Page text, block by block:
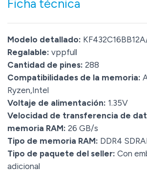
Ficha técnica
Modelo detallado:
Regalable: vppfull
Cantidad de pines: 288
Compatibilidades de la memoria:
Ryzen,Intel
Voltaje de alimentación: 1.35V
Velocidad de transferencia de
memoria RAM: 26 GB/s
Tipo de memoria RAM: DDR4
Tipo de paquete del seller: Con
adicional